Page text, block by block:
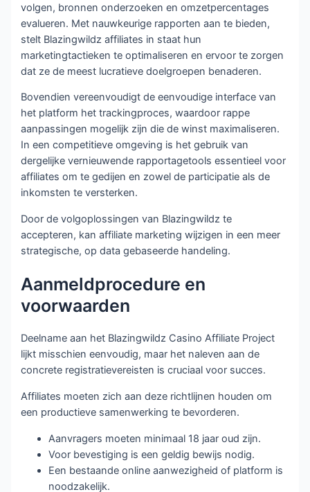
volgen, bronnen onderzoeken en omzetpercentages
evalueren. Met nauwkeurige rapporten aan te bieden,
stelt Blazingwildz affiliates in staat hun
marketingtactieken te optimaliseren en ervoor te zorgen
dat ze de meest lucratieve doelgroepen benaderen.
Bovendien vereenvoudigt de eenvoudige interface van
het platform het trackingproces, waardoor rappe
aanpassingen mogelijk zijn die de winst maximaliseren.
In een competitieve omgeving is het gebruik van
dergelijke vernieuwende rapportagetools essentieel voor
affiliates om te gedijen en zowel de participatie als de
inkomsten te versterken.
Door de volgoplossingen van Blazingwildz te
accepteren, kan affiliate marketing wijzigen in een meer
strategische, op data gebaseerde handeling.
Aanmeldprocedure en
voorwaarden
Deelname aan het Blazingwildz Casino Affiliate Project
lijkt misschien eenvoudig, maar het naleven aan de
concrete registratievereisten is cruciaal voor succes.
Affiliates moeten zich aan deze richtlijnen houden om
een productieve samenwerking te bevorderen.
Aanvragers moeten minimaal 18 jaar oud zijn.
Voor bevestiging is een geldig bewijs nodig.
Een bestaande online aanwezigheid of platform is
noodzakelijk.